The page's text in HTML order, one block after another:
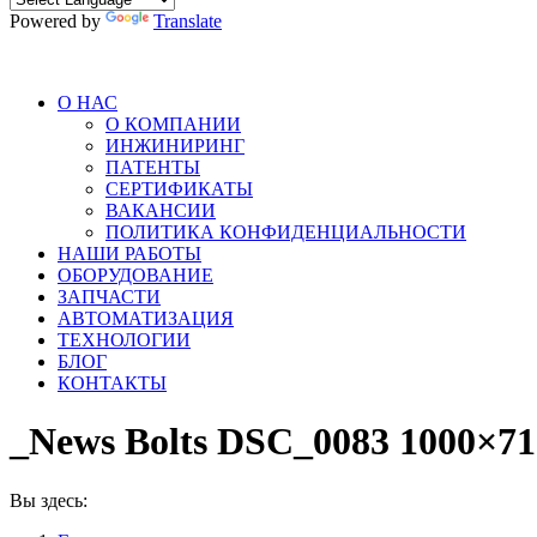
Powered by Translate
О НАС
О КОМПАНИИ
ИНЖИНИРИНГ
ПАТЕНТЫ
СЕРТИФИКАТЫ
ВАКАНСИИ
ПОЛИТИКА КОНФИДЕНЦИАЛЬНОСТИ
НАШИ РАБОТЫ
ОБОРУДОВАНИЕ
ЗАПЧАСТИ
АВТОМАТИЗАЦИЯ
ТЕХНОЛОГИИ
БЛОГ
КОНТАКТЫ
_News Bolts DSC_0083
Вы здесь: